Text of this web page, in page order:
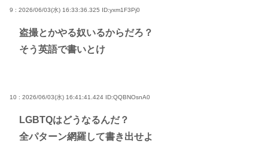
9 : 2026/06/03(水) 16:33:36.325 ID:yxm1F3Pj0
盗撮とかやる奴いるからだろ？
そう英語で書いとけ
10 : 2026/06/03(水) 16:41:41.424 ID:QQBNOsnA0
LGBTQはどうなるんだ？
全パターン網羅して書き出せよ